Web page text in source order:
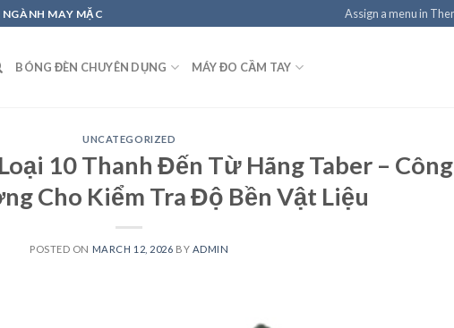
MAY MẶC Assign a menu in
BÓNG ĐÈN CHUYÊN DỤNG MÁY ĐO CẦM TAY
UNCATEGORIZED
10 Thanh Đến Từ Hãng Taber – Công
Cho Kiểm Tra Độ Bền Vật Liệu
POSTED ON MARCH 12, 2026 BY ADMIN